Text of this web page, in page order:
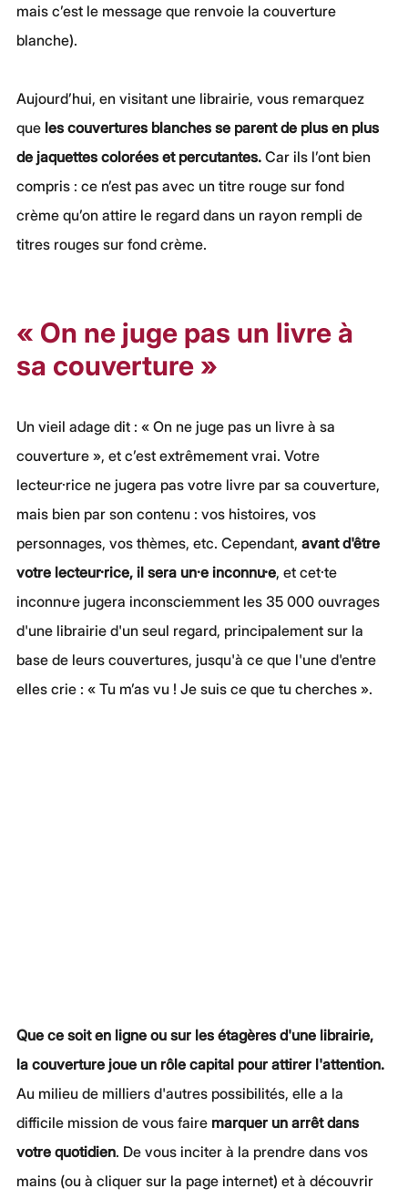
mais c’est le message que renvoie la couverture
blanche).
Aujourd’hui, en visitant une librairie, vous remarquez
que les couvertures blanches se parent de plus en plus
de jaquettes colorées et percutantes. Car ils l’ont bien
compris : ce n’est pas avec un titre rouge sur fond
crème qu’on attire le regard dans un rayon rempli de
titres rouges sur fond crème.
« On ne juge pas un livre à
sa couverture »
Un vieil adage dit : « On ne juge pas un livre à sa
couverture », et c’est extrêmement vrai. Votre
lecteur·rice ne jugera pas votre livre par sa couverture,
mais bien par son contenu : vos histoires, vos
personnages, vos thèmes, etc. Cependant, avant d'être
votre lecteur·rice, il sera un·e inconnu·e, et cet·te
inconnu·e jugera inconsciemment les 35 000 ouvrages
d'une librairie d'un seul regard, principalement sur la
base de leurs couvertures, jusqu'à ce que l'une d'entre
elles crie : « Tu m’as vu ! Je suis ce que tu cherches ».
Que ce soit en ligne ou sur les étagères d'une librairie,
la couverture joue un rôle capital pour attirer l'attention.
Au milieu de milliers d'autres possibilités, elle a la
difficile mission de vous faire marquer un arrêt dans
votre quotidien. De vous inciter à la prendre dans vos
mains (ou à cliquer sur la page internet) et à découvrir